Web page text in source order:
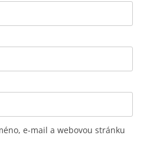
e-mail a webovou stránku